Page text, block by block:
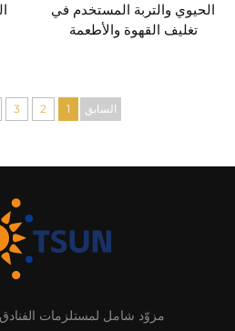
الحيوي والتربة المستخدم في
تغليف القهوة والأطعمة
السابق 1
2
3
مزوّد شامل لمستلزمات